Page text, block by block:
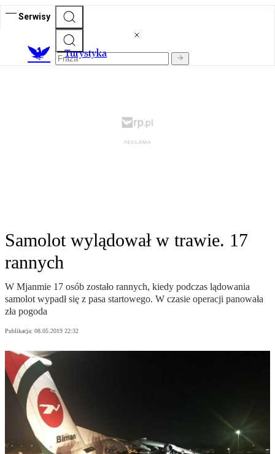
Serwisy
Turystyka
Samolot wylądował w trawie. 17
rannych
W Mjanmie 17 osób zostało rannych, kiedy podczas lądowania
samolot wypadł się z pasa startowego. W czasie operacji panowała
zła pogoda
Publikacja: 08.05.2019 22:32